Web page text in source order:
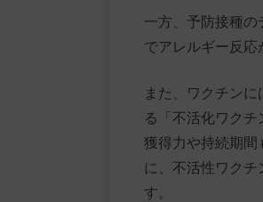
一方、予防接種の
でアレルギー反応
また、ワクチン
る「不活化ワク
獲得力や持続期間
に、不活性ワクチ
す。